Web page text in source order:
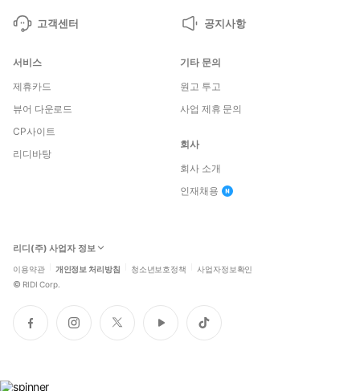
고객센터 공지사항
서비스
제휴카드
뷰어 다운로드
CP사이트
리디바탕
기타 문의
원고 투고
사업 제휴 문의
회사
회사 소개
인재채용
리디(주) 사업자 정보
이용약관 개인정보 처리방침 청소년보호정책 사업자정보확인
© RIDI Corp.
페
이
인
스
트
위
유
튜
틱
톡